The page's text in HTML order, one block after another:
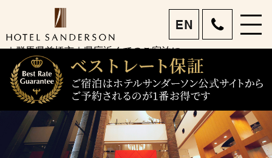
ホテルサンダーソン 前
橋市で宿泊・女子旅｜眺
望を楽しめるホテルレス
トラン｜ビジネスも旅行
もお任せあれ
｜群馬県前橋市｜県庁近くでのご宿泊に menu